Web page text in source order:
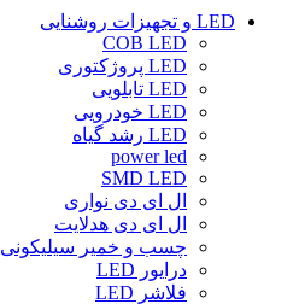
LED و تجهیزات روشنایی
COB LED
LED پروژکتوری
LED تابلویی
LED خودرویی
LED رشد گیاه
power led
SMD LED
ال ای دی نواری
ال ای دی هدلایت
چسب و خمیر سیلیکونی
درایور LED
فلاشر LED